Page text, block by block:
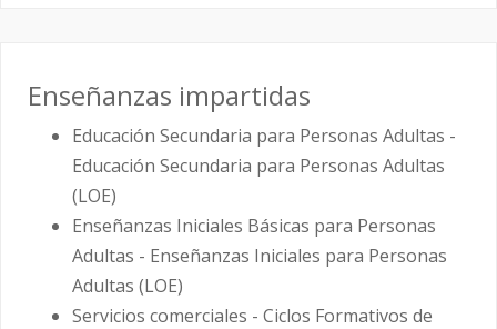
Enseñanzas impartidas
Educación Secundaria para Personas Adultas -
Educación Secundaria para Personas Adultas
(LOE)
Enseñanzas Iniciales Básicas para Personas
Adultas - Enseñanzas Iniciales para Personas
Adultas (LOE)
Servicios comerciales - Ciclos Formativos de